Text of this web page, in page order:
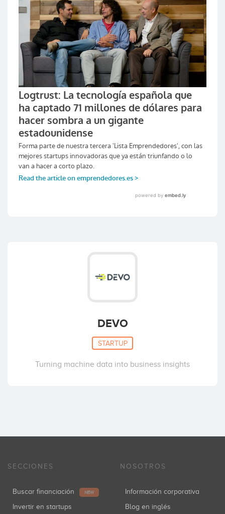
DEVO
STARTUP
Turning machine data into business insights
SECCIONES
Buscar financiación NEW
Invertir en startups
NOSOTROS
Información corporativa
Blog en inglés